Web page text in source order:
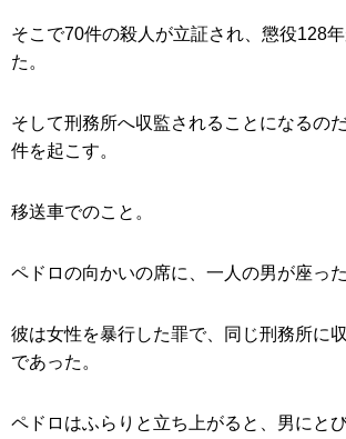
そこで70件の殺人が立証され、懲役128
た。
そして刑務所へ収監されることになるの
件を起こす。
移送車でのこと。
ペドロの向かいの席に、一人の男が座った
彼は女性を暴行した罪で、同じ刑務所に
であった。
ペドロはふらりと立ち上がると、男にとび